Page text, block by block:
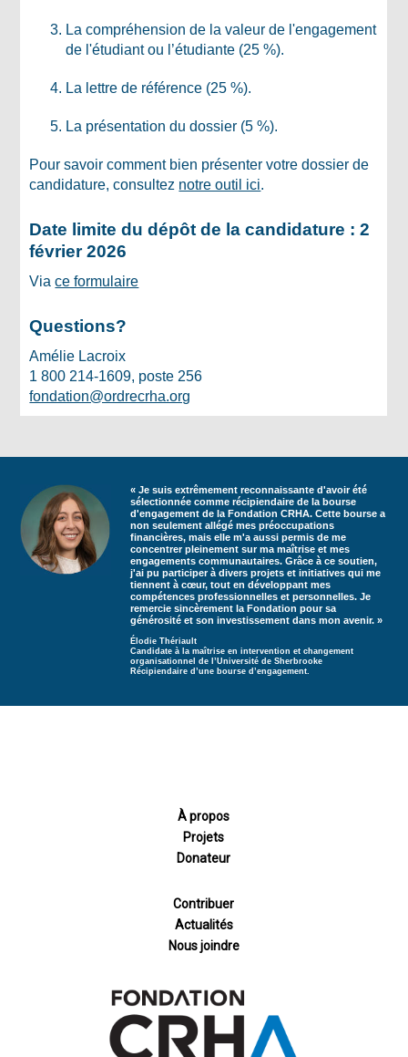
La compréhension de la valeur de l'engagement
de l'étudiant ou l’étudiante (25 %).
La lettre de référence (25 %).
La présentation du dossier (5 %).
Pour savoir comment bien présenter votre dossier de
candidature, consultez notre outil ici.
Date limite du dépôt de la candidature : 2
février 2026
Viace formulaire
Questions?
Amélie Lacroix
1 800 214-1609, poste 256
fondation@ordrecrha.org
« Je suis extrêmement reconnaissante d'avoir été
sélectionnée comme récipiendaire de la bourse
d'engagement de la Fondation CRHA. Cette bourse a
non seulement allégé mes préoccupations
financières, mais elle m'a aussi permis de me
concentrer pleinement sur ma maîtrise et mes
engagements communautaires. Grâce à ce soutien,
j'ai pu participer à divers projets et initiatives qui me
tiennent à cœur, tout en développant mes
compétences professionnelles et personnelles. Je
remercie sincèrement la Fondation pour sa
générosité et son investissement dans mon avenir. »
Élodie Thériault
Candidate à la maîtrise en intervention et changement
organisationnel de l’Université de Sherbrooke
Récipiendaire d’une bourse d’engagement.
À propos
Projets
Donateur
Contribuer
Actualités
Nous joindre